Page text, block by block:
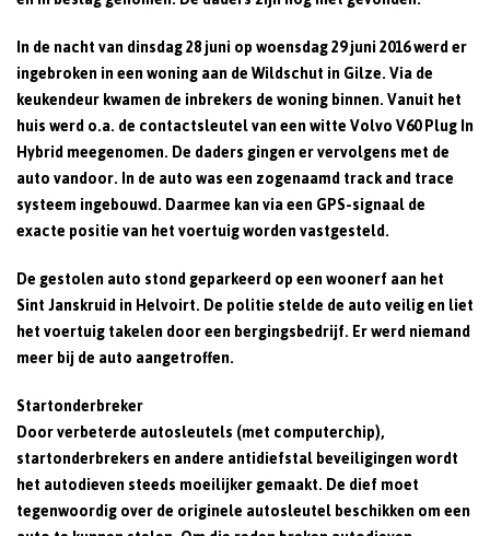
In de nacht van dinsdag 28 juni op woensdag 29 juni 2016 werd er
ingebroken in een woning aan de Wildschut in Gilze. Via de
keukendeur kwamen de inbrekers de woning binnen. Vanuit het
huis werd o.a. de contactsleutel van een witte Volvo V60 Plug In
Hybrid meegenomen. De daders gingen er vervolgens met de
auto vandoor. In de auto was een zogenaamd track and trace
systeem ingebouwd. Daarmee kan via een GPS-signaal de
exacte positie van het voertuig worden vastgesteld.
De gestolen auto stond geparkeerd op een woonerf aan het
Sint Janskruid in Helvoirt. De politie stelde de auto veilig en liet
het voertuig takelen door een bergingsbedrijf. Er werd niemand
meer bij de auto aangetroffen.
Startonderbreker
Door verbeterde autosleutels (met computerchip),
startonderbrekers en andere antidiefstal beveiligingen wordt
het autodieven steeds moeilijker gemaakt. De dief moet
tegenwoordig over de originele autosleutel beschikken om een